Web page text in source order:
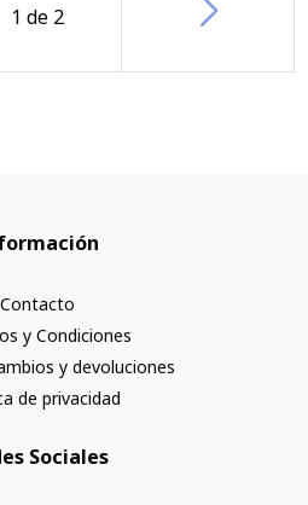
1 de 2
Contacto
y Condiciones
y devoluciones
de privacidad
Sociales